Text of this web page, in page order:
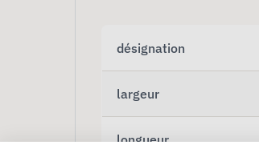
désignation
largeur
longueur